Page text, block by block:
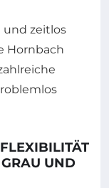
und zeitlos
Hornbach
UND B